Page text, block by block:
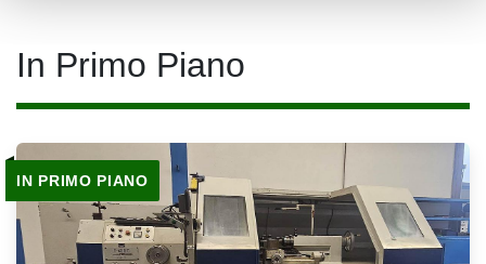
In Primo Piano
IN PRIMO PIANO